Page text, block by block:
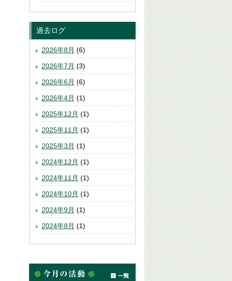
過去ログ
2026年8月 (6)
2026年7月 (3)
2026年6月 (6)
2026年4月 (1)
2025年12月 (1)
2025年11月 (1)
2025年3月 (1)
2024年12月 (1)
2024年11月 (1)
2024年10月 (1)
2024年9月 (1)
2024年8月 (1)